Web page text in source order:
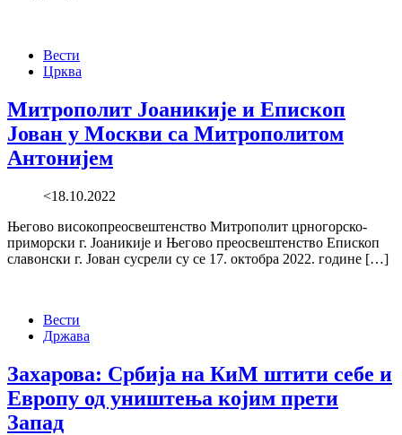
Вести
Црква
Митрополит Јоаникије и Епископ
Јован у Москви са Митрополитом
Антонијем
<18.10.2022
Његово високопреосвештенство Митрополит црногорско-
приморски г. Јоаникије и Његово преосвештенство Епископ
славонски г. Јован сусрели су се 17. октобра 2022. године […]
Вести
Држава
Захарова: Србија на КиМ штити себе и
Европу од уништења којим прети
Запад